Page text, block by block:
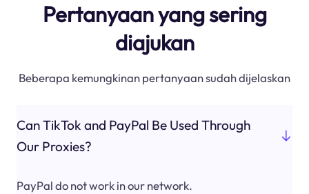
Pertanyaan yang sering
diajukan
Beberapa kemungkinan pertanyaan sudah dijelaskan
Can TikTok and PayPal Be Used Through
Our Proxies?
PayPal do not work in our network.